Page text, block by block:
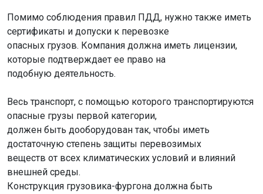
Помимо соблюдения правил ПДД, нужно также иметь
сертификаты и допуски к перевозке
опасных грузов. Компания должна иметь лицензии,
которые подтверждает ее право на
подобную деятельность.
Весь транспорт, с помощью которого транспортируются
опасные грузы первой категории,
должен быть дооборудован так, чтобы иметь
достаточную степень защиты перевозимых
веществ от всех климатических условий и влияний
внешней среды.
Конструкция грузовика-фургона должна быть